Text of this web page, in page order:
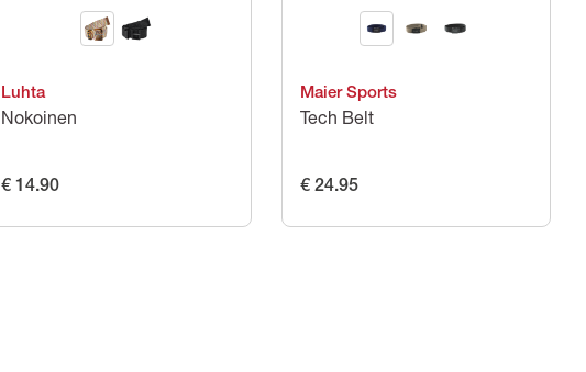
Luhta
Nokoinen
€ 14.90
Maier Sports
Tech Belt
€ 24.95